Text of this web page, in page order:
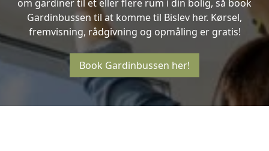
om gardiner til et eller flere rum i din bolig, så book
Gardinbussen til at komme til Bislev her. Kørsel,
fremvisning, rådgivning og opmåling er gratis!
Book Gardinbussen her!